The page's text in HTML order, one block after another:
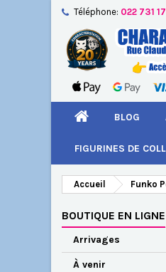
Téléphone: 022 731
BLOG
FIGURINES DE
Accueil Funko
BOUTIQUE EN LIGNE
Arrivages
À venir